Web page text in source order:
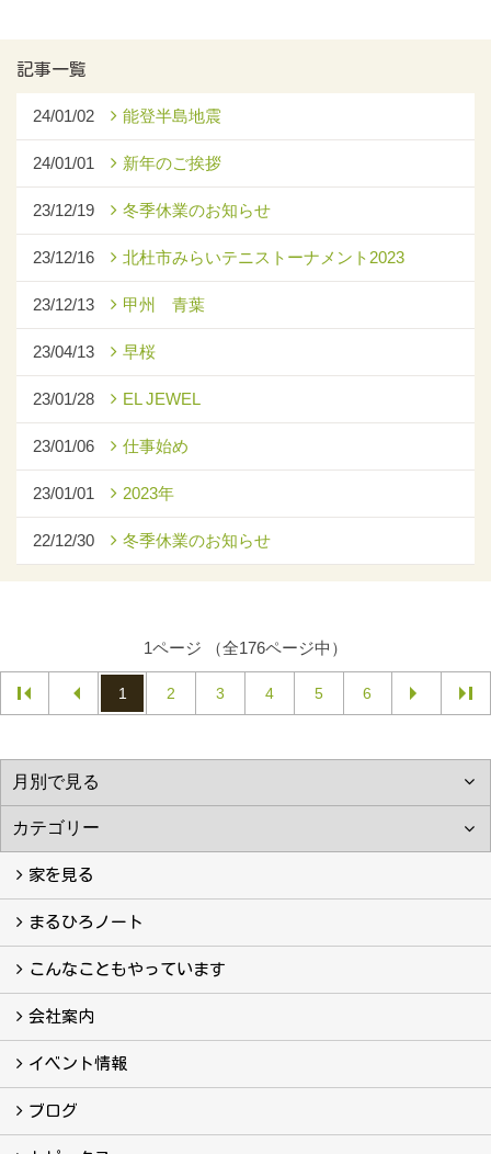
記事一覧
24/01/02 能登半島地震
24/01/01 新年のご挨拶
23/12/19 冬季休業のお知らせ
23/12/16 北杜市みらいテニストーナメント2023
23/12/13 甲州 青葉
23/04/13 早桜
23/01/28 EL JEWEL
23/01/06 仕事始め
23/01/01 2023年
22/12/30 冬季休業のお知らせ
1ページ （全176ページ中）
1 2 3 4 5 6
家を見る
フォトギャラリー
現場レポート
完工事例
お客様の声
まるひろノート
真っ直ぐの家づくり
自慢の大工たち
こだわりの自然素材
快適な家のエッセンス
注文住宅ができるまで
こんなこともやっています
こんなこともやっています
会社案内
会社案内
まるひろの人
スタッフ紹介
プライバシーポリシー
イベント情報
イベント予告
イベント報告
ブログ